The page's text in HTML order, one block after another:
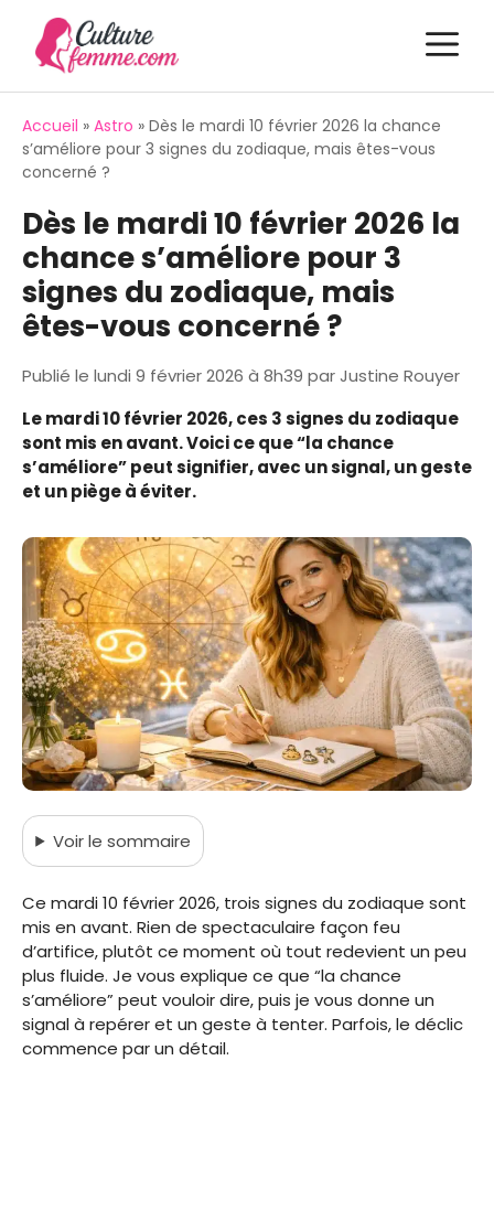
contenu
Accueil » Astro » Dès le mardi 10 février 2026 la chance
s’améliore pour 3 signes du zodiaque, mais êtes-vous
concerné ?
Dès le mardi 10 février 2026 la
chance s’améliore pour 3
signes du zodiaque, mais
êtes-vous concerné ?
Publié le lundi 9 février 2026 à 8h39 parJustine Rouyer
Le mardi 10 février 2026, ces 3 signes du zodiaque
sont mis en avant. Voici ce que “la chance
s’améliore” peut signifier, avec un signal, un geste
et un piège à éviter.
Voirle sommaire
Ce mardi 10 février 2026, trois signes du zodiaque sont
mis en avant. Rien de spectaculaire façon feu
d’artifice, plutôt ce moment où tout redevient un peu
plus fluide. Je vous explique ce que “la chance
s’améliore” peut vouloir dire, puis je vous donne un
signal à repérer et un geste à tenter. Parfois, le déclic
commence par un détail.